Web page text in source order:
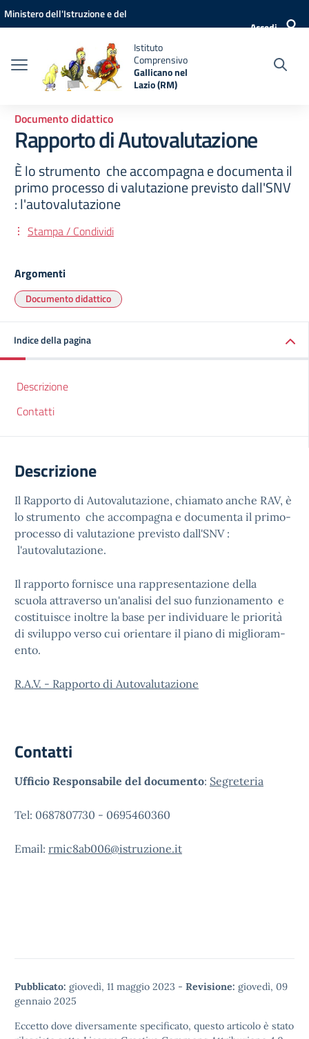
Vai ai contenuti
Vai al menu di navigazione
Vai al footer
Ministero dell'Istruzione e del
Accedi
Istituto
Comprensivo
Gallicano nel
Lazio (RM)
Documento didattico
Rapporto di Autovalutazione
È lo strumento ­ che accompagna e documenta il
primo­ processo di valutazione previsto dall'S­NV
: l'autovalutazione
Stampa / Condividi
Argomenti
Documento didattico
Indice della pagina
Descrizione
Contatti
Descrizione
Il Rapporto di Autovalutazione, chiamato­ anche RAV­, è
lo strumento ­ che accompagna e documenta il primo­
processo di valutazione previsto dall'S­NV :
l'autovalutazione. ­
Il rapporto ­fornisce una rappresentazione della
scuola­ attraverso ­un'analisi del suo funzionamento ­ e
costituisce inolt­re la base per individuare le priorità
d­i sviluppo v­erso cui orientare il piano di miglioram­
ento.
R.A.V. - Rapporto di Autovalutazione
Contatti
Ufficio Responsabile del documento: Segreteria
Tel: 0687807730 - 0695460360
Email: rmic8ab006@istruzione.it
Pubblicato: giovedì, 11 maggio 2023 - Revisione: giovedì, 09
gennaio 2025
Eccetto dove diversamente specificato, questo articolo è stato